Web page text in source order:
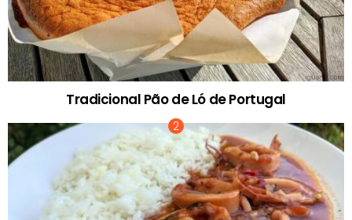
Tradicional Pão de Ló de Portugal